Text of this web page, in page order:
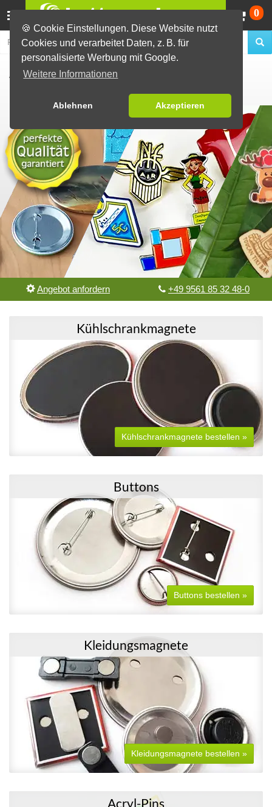
🍪 Cookie Einstellungen. Diese Website nutzt
Cookies und verarbeitet Daten, z. B. für
personalisierte Werbung mit Google.
Weitere Informationen
Ablehnen Akzeptieren
0
Ansteckbuttons
direkt vom Hersteller
Angebot anfordern +49 9561 85 32 48-0
Kühlschrankmagnete
Kühlschrankmagnete bestellen »
Buttons
Buttons bestellen »
Kleidungsmagnete
Kleidungsmagnete bestellen »
Acryl-Pins